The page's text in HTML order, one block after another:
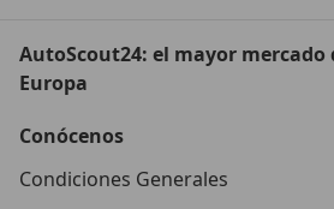
AutoScout24: el mayor
Europa
Conócenos
Condiciones Generales